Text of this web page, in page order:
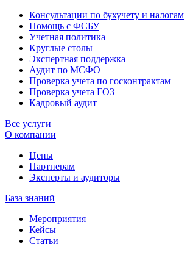
Консультации по бухучету и налогам
Помощь с ФСБУ
Учетная политика
Круглые столы
Экспертная поддержка
Аудит по МСФО
Проверка учета по госконтрактам
Проверка учета ГОЗ
Кадровый аудит
Все услуги
О компании
Цены
Партнерам
Эксперты и аудиторы
База знаний
Мероприятия
Кейсы
Статьи